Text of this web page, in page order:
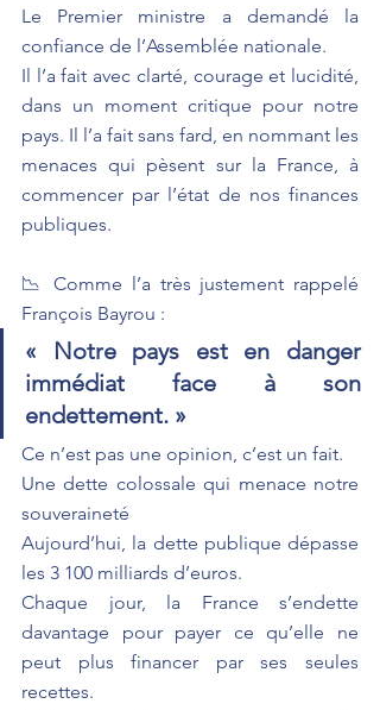
Le Premier ministre a demandé la
confiance de l’Assemblée nationale.
Il l’a fait avec clarté, courage et lucidité,
dans un moment critique pour notre
pays. Il l’a fait sans fard, en nommant les
menaces qui pèsent sur la France, à
commencer par l’état de nos finances
publiques.
📉 Comme l’a très justement rappelé
François Bayrou :
« Notre pays est en danger
immédiat face à son
endettement. »
Ce n’est pas une opinion, c’est un fait.
Une dette colossale qui menace notre
souveraineté
Aujourd’hui, la dette publique dépasse
les 3 100 milliards d’euros.
Chaque jour, la France s’endette
davantage pour payer ce qu’elle ne
peut plus financer par ses seules
recettes.